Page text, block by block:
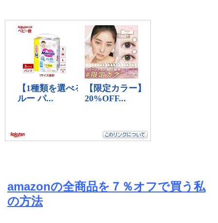
amazonの全商品を７％オフで買う私
の方法